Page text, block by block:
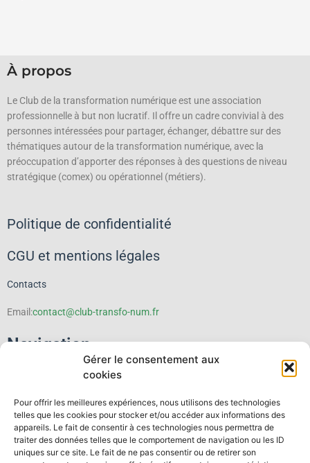
Gérer le consentement aux
cookies
Pour offrir les meilleures expériences, nous utilisons des technologies
telles que les cookies pour stocker et/ou accéder aux informations des
appareils. Le fait de consentir à ces technologies nous permettra de
traiter des données telles que le comportement de navigation ou les ID
uniques sur ce site. Le fait de ne pas consentir ou de retirer son
À propos
Le Club de la transformation numérique est une association
professionnelle à but non lucratif. Il offre un cadre convivial à des
personnes intéressées pour partager, échanger, débattre sur des
thématiques autour de la transformation numérique, avec la
préoccupation d’apporter des réponses à des questions de niveau
stratégique (comex) ou opérationnel (métiers).
Politique de confidentialité
CGU et mentions légales
Contacts
Email:contact@club-transfo-num.fr
Navigation
Événements
Thematiques